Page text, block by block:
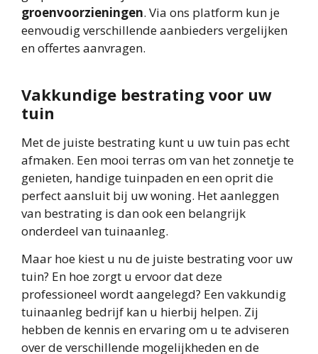
groenvoorzieningen. Via ons platform kun je
eenvoudig verschillende aanbieders vergelijken
en offertes aanvragen.
Vakkundige bestrating voor uw
tuin
Met de juiste bestrating kunt u uw tuin pas echt
afmaken. Een mooi terras om van het zonnetje te
genieten, handige tuinpaden en een oprit die
perfect aansluit bij uw woning. Het aanleggen
van bestrating is dan ook een belangrijk
onderdeel van tuinaanleg.
Maar hoe kiest u nu de juiste bestrating voor uw
tuin? En hoe zorgt u ervoor dat deze
professioneel wordt aangelegd? Een vakkundig
tuinaanleg bedrijf kan u hierbij helpen. Zij
hebben de kennis en ervaring om u te adviseren
over de verschillende mogelijkheden en de